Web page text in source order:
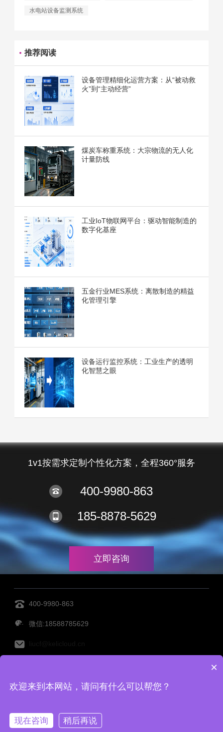
水电站设备监测系统
推荐阅读
设备管理精细化运营方案：从“被动救
火”到“主动经营”
煤炭车称重系统：大宗物流的无人化
计量防线
工业IoT物联网平台：驱动智能制造的
数字化基座
五金行业MES系统：离散制造的精益
化管理引擎
设备运行监控系统：工业生产的透明
化智慧之眼
1v1按需求定制个性化方案，全程360°服务
400-9980-863
185-8878-5629
立即咨询
400-9980-863
微信:18588785629
MES管理系统 设备管理系统 透明工厂
仓储管理系统
2022001416号-2|网站地图
×
欢迎来到本网站，请问有什么可以帮您？
现在咨询 稍后再说